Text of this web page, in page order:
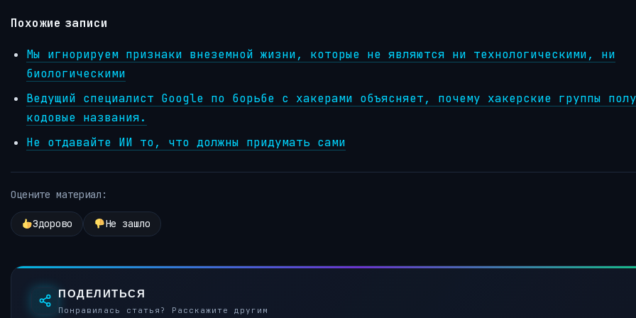
Похожие записи
Мы игнорируем признаки внеземной жизни, которые не являются ни технологическими, ни
биологическими
Ведущий специалист Google по борьбе с хакерами объясняет, почему хакерские группы
кодовые названия.
Не отдавайте ИИ то, что должны придумать сами
Оцените материал:
Здорово Не зашло
ПОДЕЛИТЬСЯ
Понравилась статья? Расскажите другим